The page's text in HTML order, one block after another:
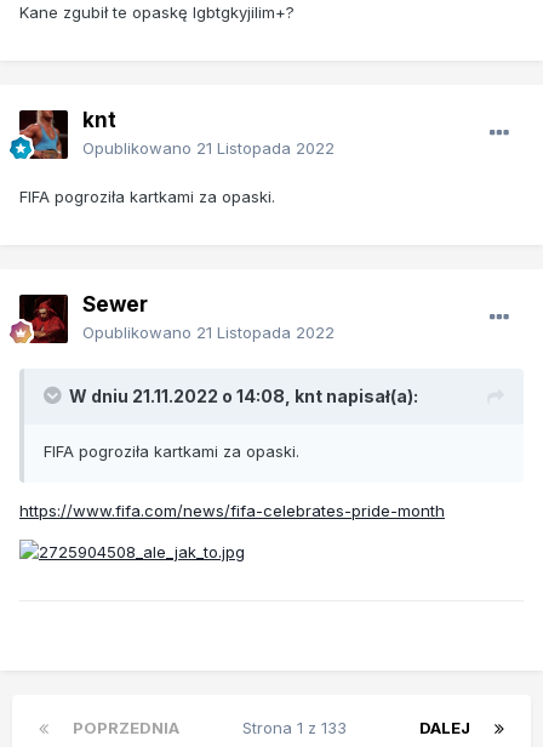
Kane zgubił te opaskę lgbtgkyjilim+?
knt
Opublikowano 21 Listopada 2022
FIFA pogroziła kartkami za opaski.
Sewer
Opublikowano 21 Listopada 2022
W dniu 21.11.2022 o 14:08, knt napisał(a):
FIFA pogroziła kartkami za opaski.
https://www.fifa.com/news/fifa-celebrates-pride-month
POPRZEDNIA DALEJ
Strona 1 z 133